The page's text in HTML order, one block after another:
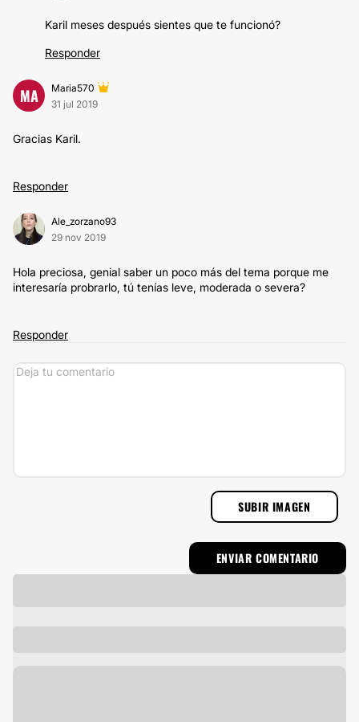
Karil meses después sientes que te funcionó?
Responder
MA
Maria570
31 jul 2019
Gracias Karil.
Responder
Ale_zorzano93
29 nov 2019
Hola preciosa, genial saber un poco más del tema porque me
interesaría probrarlo, tú tenías leve, moderada o severa?
Responder
SUBIR IMAGEN